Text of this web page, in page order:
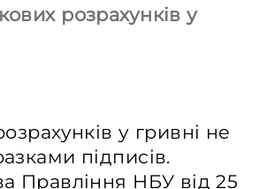
розрахунків у
у гривні не
підписів.
Правління НБУ від 25